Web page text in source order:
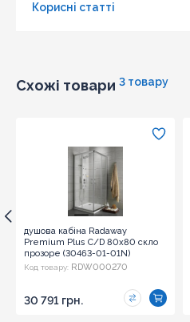
Корисні статті
Схожі товари 3 товару
душова кабіна Radaway
Premium Plus C/D 80x80 скло
прозоре (30463-01-01N)
Код товару: RDW000270
30 791 грн.